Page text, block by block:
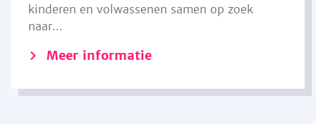
kinderen en volwassenen samen op zoek
naar...
Meer informatie